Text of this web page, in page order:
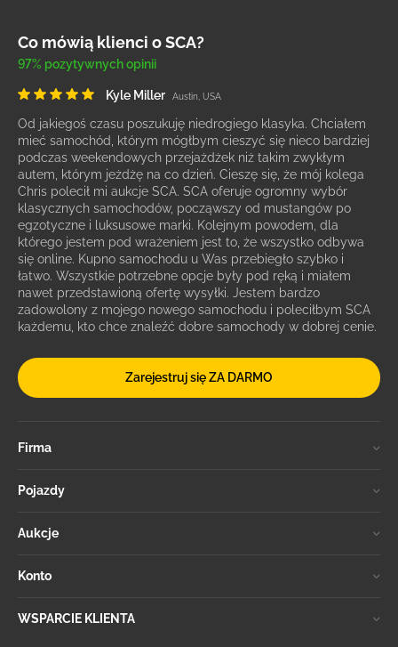
Co mówią klienci o SCA?
97% pozytywnych opinii
Kyle Miller Austin, USA
Od jakiegoś czasu poszukuję niedrogiego klasyka. Chciałem
mieć samochód, którym mógłbym cieszyć się nieco bardziej
podczas weekendowych przejażdżek niż takim zwykłym
autem, którym jeżdżę na co dzień. Cieszę się, że mój kolega
Chris polecił mi aukcje SCA. SCA oferuje ogromny wybór
klasycznych samochodów, począwszy od mustangów po
egzotyczne i luksusowe marki. Kolejnym powodem, dla
którego jestem pod wrażeniem jest to, że wszystko odbywa
się online. Kupno samochodu u Was przebiegło szybko i
łatwo. Wszystkie potrzebne opcje były pod ręką i miałem
nawet przedstawioną ofertę wysyłki. Jestem bardzo
zadowolony z mojego nowego samochodu i poleciłbym SCA
każdemu, kto chce znaleźć dobre samochody w dobrej cenie.
Zarejestruj się ZA DARMO
Firma
Pojazdy
Aukcje
Konto
WSPARCIE KLIENTA